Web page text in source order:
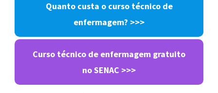
Quanto custa o curso técnico de
enfermagem? >>>
Curso técnico de enfermagem gratuito
no SENAC >>>